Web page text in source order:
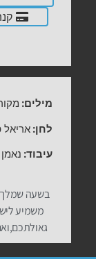
מילים:
לחן:אריאל
עיבוד:
בשעה שמלך
משמיע